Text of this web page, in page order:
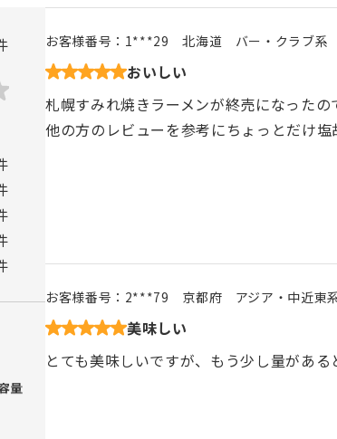
お客様番号： 1***29 北海道 バー・クラブ系
おいしい
札幌すみれ焼きラーメンが終売になった
他の方のレビューを参考にちょっとだけ
お客様番号： 2***79 京都府 アジア・中近東
美味しい
とても美味しいですが、もう少し量があ